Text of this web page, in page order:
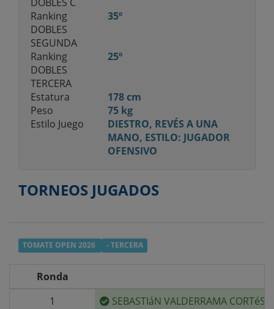
Ranking
DOBLES
SEGUNDA
35º
Ranking
DOBLES
TERCERA
25º
Estatura
178 cm
Peso
75 kg
Estilo Juego
DIESTRO, REVÉS A UNA
MANO, ESTILO: JUGADOR
OFENSIVO
TORNEOS JUGADOS
TOMATE OPEN 2026 - TERCERA
Ronda
1
SEBASTIáN VALDERRAMA CORTéS